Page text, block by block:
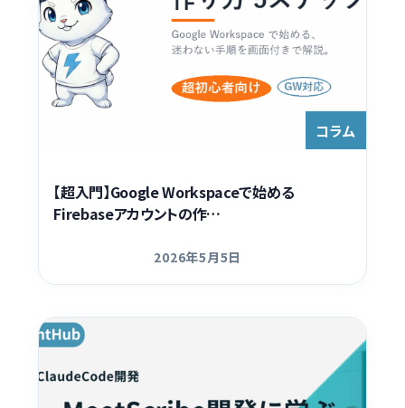
コラム
【超入門】Google Workspaceで始める
Firebaseアカウントの作…
更新日
2026年5月5日